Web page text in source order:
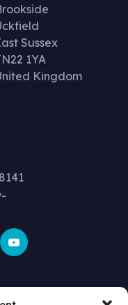
Sussex
1YA
Kingdom